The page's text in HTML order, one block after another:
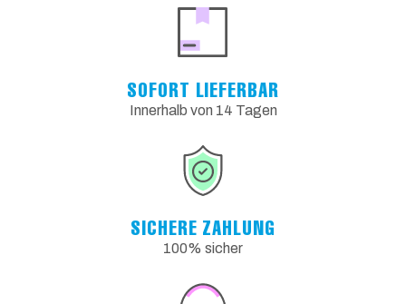
SOFORT LIEFERBAR
Innerhalb von 14 Tagen
SICHERE ZAHLUNG
100% sicher